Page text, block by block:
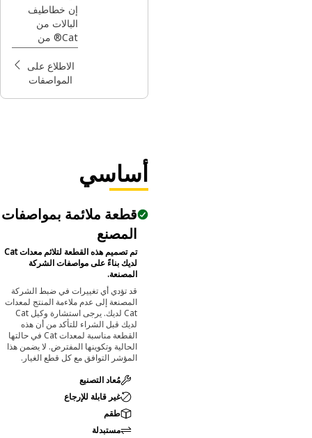
مزدوجة
السنون
إن خطاطيف
البالات من
Cat® من
الأدوات المثالية
لبالات القش،
المستديرة
الاطلاع على
المواصفات
أساسي
قطعة ملائمة بمواصفات
المصنع
تم تصميم هذه القطعة لتلائم معدات Cat
لديك بناءً على مواصفات الشركة
المصنعة.
قد تؤدي أي تغييرات في ضبط الشركة
المصنعة إلى عدم ملاءمة المنتج لمعدات
Cat لديك. يرجى استشارة وكيل Cat
لديك قبل الشراء للتأكد من أن هذه
القطعة مناسبة لمعدات Cat في حالتها
الحالية وتكوينها المفترض. لا يضمن هذا
المؤشر التوافق مع كل قطع الغيار.
مُعاد التصنيع
غير قابلة للإرجاع
طقم
مستبدلة